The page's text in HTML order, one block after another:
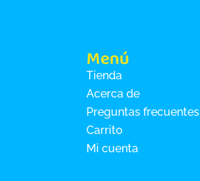
Menú
Tienda
Acerca de
Preguntas frecuentes
Carrito
Mi cuenta